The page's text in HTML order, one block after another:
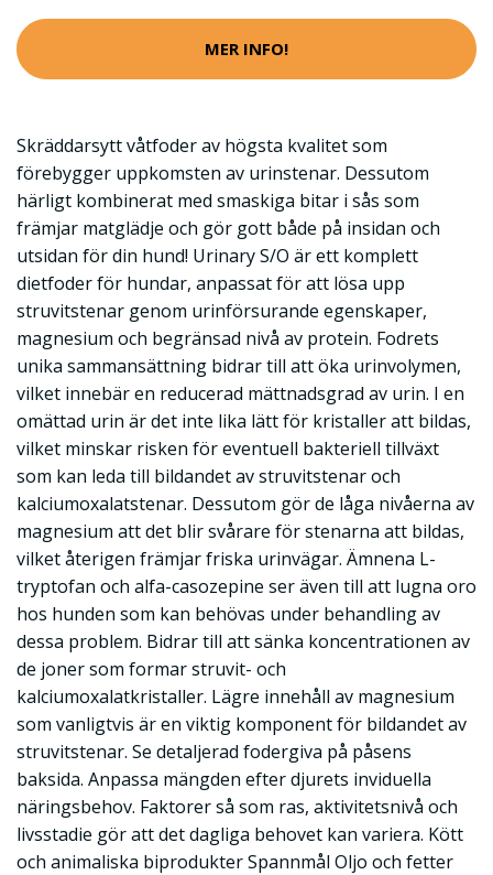
MER INFO!
Skräddarsytt våtfoder av högsta kvalitet som
förebygger uppkomsten av urinstenar. Dessutom
härligt kombinerat med smaskiga bitar i sås som
främjar matglädje och gör gott både på insidan och
utsidan för din hund! Urinary S/O är ett komplett
dietfoder för hundar, anpassat för att lösa upp
struvitstenar genom urinförsurande egenskaper,
magnesium och begränsad nivå av protein. Fodrets
unika sammansättning bidrar till att öka urinvolymen,
vilket innebär en reducerad mättnadsgrad av urin. I en
omättad urin är det inte lika lätt för kristaller att bildas,
vilket minskar risken för eventuell bakteriell tillväxt
som kan leda till bildandet av struvitstenar och
kalciumoxalatstenar. Dessutom gör de låga nivåerna av
magnesium att det blir svårare för stenarna att bildas,
vilket återigen främjar friska urinvägar. Ämnena L-
tryptofan och alfa-casozepine ser även till att lugna oro
hos hunden som kan behövas under behandling av
dessa problem. Bidrar till att sänka koncentrationen av
de joner som formar struvit- och
kalciumoxalatkristaller. Lägre innehåll av magnesium
som vanligtvis är en viktig komponent för bildandet av
struvitstenar. Se detaljerad fodergiva på påsens
baksida. Anpassa mängden efter djurets inviduella
näringsbehov. Faktorer så som ras, aktivitetsnivå och
livsstadie gör att det dagliga behovet kan variera. Kött
och animaliska biprodukter Spannmål Oljo och fetter